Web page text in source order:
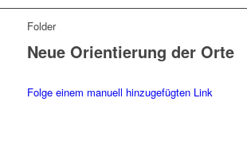
Folder
Neue Orientierung der Orte
Folge einem manuell hinzugefügten Link